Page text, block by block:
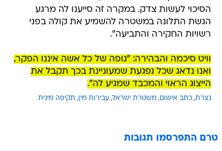
הסיכוי לעשות צדק. במקרה זה סייענו לה מרגע
הגשת התלונה במשטרה להשמיע את קולה בפני
רשויות החקירה והתביעה".
וויט סיכמה והבהירה: "גופה של כל אשה איננו הפקר,
ואנו נדאג שכל נפגעת שמעוניינת בכך תקבל את
הייצוג הראוי והמכבד שמגיע לה".
נצרת כתב אישום משטרת ישראל עבירות מין תקיפה מינית
טרם התפרסמו תגובות